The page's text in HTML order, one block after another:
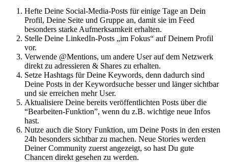
Hefte Deine Social-Media-Posts für einige Tage an Dein
Profil, Deine Seite und Gruppe an, damit sie im Feed
besonders starke Aufmerksamkeit erhalten.
Stelle Deine LinkedIn-Posts „im Fokus“ auf Deinem Profil
vor.
Verwende @Mentions, um andere User auf dem Netzwerk
direkt zu adressieren & Shares zu erhalten.
Setze Hashtags für Deine Keywords, denn dadurch sind
Deine Posts in der Keywordsuche besser und länger sichtbar
und sie erreichen mehr User.
Aktualisiere Deine bereits veröffentlichten Posts über die
“Bearbeiten-Funktion”, wenn du z.B. wichtige neue Infos
hast.
Nutze auch die Story Funktion, um Deine Posts in den ersten
24h besonders sichtbar zu machen. Neue Stories werden
Deiner Community zuerst angezeigt, so hast Du gute
Chancen direkt gesehen zu werden.